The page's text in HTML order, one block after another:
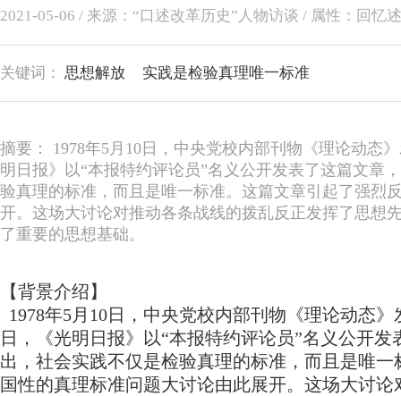
2021-05-06 / 来源：“口述改革历史”人物访谈 / 属性：回忆
关键词： 思想解放 实践是检验真理唯一标准
摘要： 1978年5月10日，中央党校内部刊物《理论动态
明日报》以“本报特约评论员”名义公开发表了这篇文章
验真理的标准，而且是唯一标准。这篇文章引起了强烈
开。这场大讨论对推动各条战线的拨乱反正发挥了思想
了重要的思想基础。
【背景介绍】
1978年5月10日，中央党校内部刊物《理论动态
日，《光明日报》以“本报特约评论员”名义公开
出，社会实践不仅是检验真理的标准，而且是唯
国性的真理标准问题大讨论由此展开。这场大讨